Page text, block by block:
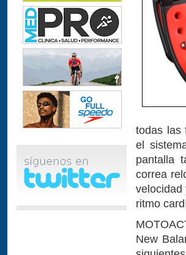
todas las
el
pantalla
correa
velocidad
ritmo
New